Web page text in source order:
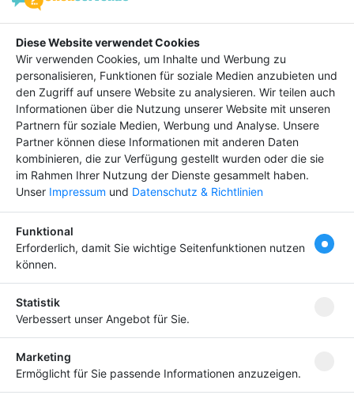
Private Webseiten
Internet -> Internetcafe
Einträge : 0
keine Daten
Tipp
Hebe dich ab von
deinen Firmeneintrag
Premium-Eintrag schon
ab4,99 €
Bringen Sie Ihr Business nach vorn!
Diese Website verwendet Cookies
Wir verwenden Cookies, um Inhalte und Werbung zu
personalisieren, Funktionen für soziale Medien anzubieten und
den Zugriff auf unsere Website zu analysieren. Wir teilen auch
Informationen über die Nutzung unserer Website mit unseren
Partnern für soziale Medien, Werbung und Analyse. Unsere
Partner können diese Informationen mit anderen Daten
kombinieren, die zur Verfügung gestellt wurden oder die sie
im Rahmen Ihrer Nutzung der Dienste gesammelt haben.
Unser Impressum und Datenschutz & Richtlinien
Funktional
Erforderlich, damit Sie wichtige Seitenfunktionen nutzen
können.
Statistik
Verbessert unser Angebot für Sie.
Marketing
Ermöglicht für Sie passende Informationen anzuzeigen.